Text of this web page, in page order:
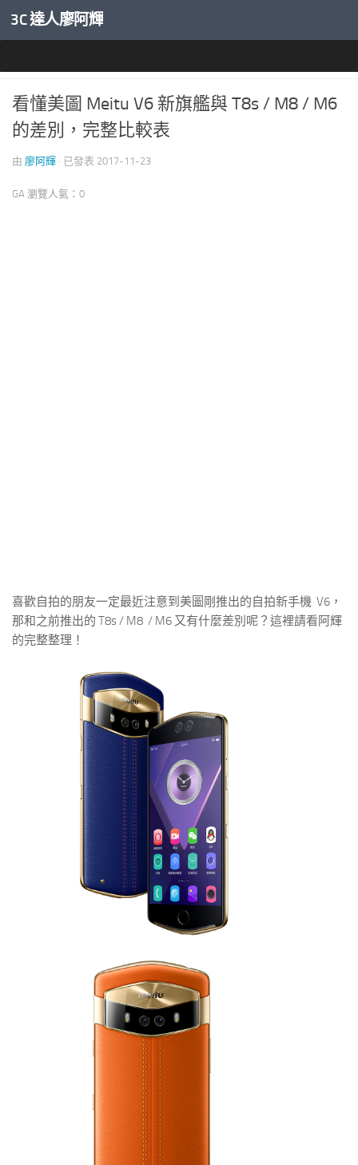
內文下方
3C 達人廖阿輝
看懂美圖 Meitu V6 新旗艦與 T8s / M8 / M6
的差別，完整比較表
由 廖阿輝 · 已發表 2017-11-23
GA 瀏覽人氣：0
喜歡自拍的朋友一定最近注意到美圖剛推出的自拍新手機 V6，
那和之前推出的 T8s / M8 / M6 又有什麼差別呢？這裡請看阿輝
的完整整理！